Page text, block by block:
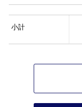
小計